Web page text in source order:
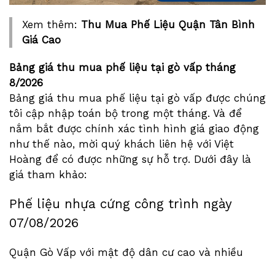
Xem thêm: Thu Mua Phế Liệu Quận Tân Bình
Giá Cao
Bảng giá thu mua phế liệu tại gò vấp tháng
8/2026
Bảng giá thu mua phế liệu tại gò vấp được chúng
tôi cập nhập toán bộ trong một tháng. Và để
nắm bắt được chính xác tình hình giá giao động
như thế nào, mời quý khách liên hệ với Việt
Hoàng để có được những sự hỗ trợ. Dưới đây là
giá tham khảo:
Phế liệu nhựa cứng công trình ngày
07/08/2026
Quận Gò Vấp với mật độ dân cư cao và nhiều